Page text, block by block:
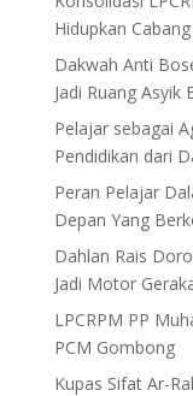
Hidupkan
Dakwah Anti
Jadi Ruang Asyik
Pelajar sebagai
Pendidikan dari
Peran Pelajar
Depan Yang
Dahlan Rais
Jadi Motor
LPCRPM PP
PCM Gombong
Kupas Sifat Ar-